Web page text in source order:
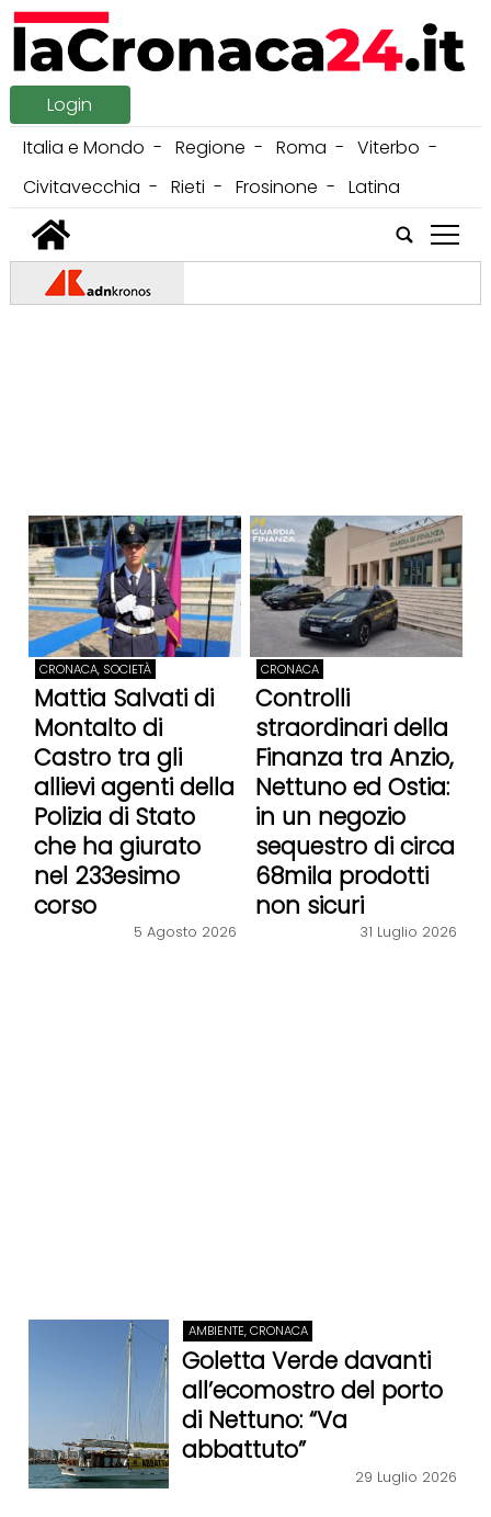
Login
Italia e Mondo
Regione Roma
Viterbo
Civitavecchia
Rieti Frosinone
Latina
tap
CRONACA, SOCIETÀ
Mattia Salvati di
Montalto di
Castro tra gli
allievi agenti della
Polizia di Stato
che ha giurato
nel 233esimo
corso
5 Agosto 2026
CRONACA
Controlli
straordinari della
Finanza tra Anzio,
Nettuno ed Ostia:
in un negozio
sequestro di circa
68mila prodotti
non sicuri
31 Luglio 2026
AMBIENTE, CRONACA
Goletta Verde davanti
all’ecomostro del porto
di Nettuno: “Va
abbattuto”
29 Luglio 2026